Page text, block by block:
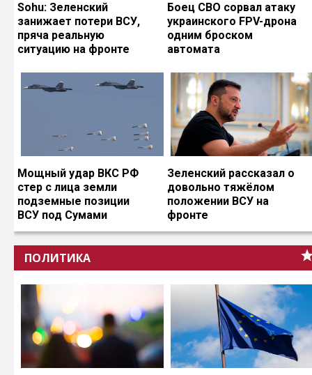
Sohu: Зеленский
занижает потери ВСУ,
пряча реальную
ситуацию на фронте
Боец СВО сорвал атаку
украинского FPV-дрона
одним броском
автомата
Мощный удар ВКС РФ
стер с лица земли
подземные позиции
ВСУ под Сумами
Зеленский рассказал о
довольно тяжёлом
положении ВСУ на
фронте
ПОЛИТИКА